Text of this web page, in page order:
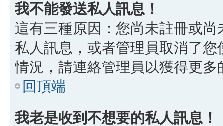
我不能發送私人訊息！
這有三種原因：您尚未註冊或
私人訊息，或者管理員取消了
情況，請連絡管理員以獲得更多
回頂端
我老是收到不想要的私人訊息！